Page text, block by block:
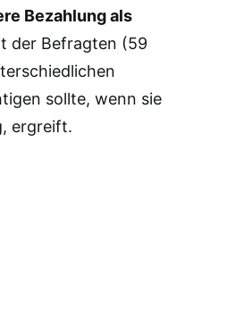
Bezahlung als
der Befragten (59
sollte, wenn sie
ergreift.